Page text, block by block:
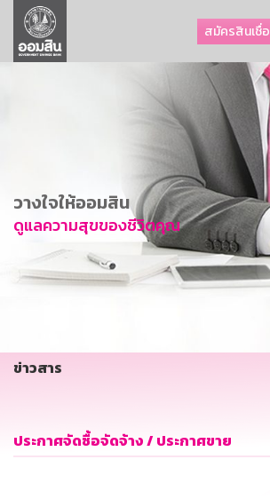
สมัครสินเชื่อ
ลูกค้าธุรกิจ
ลูกค้าผู้ประกอบรายย่อย
การพัฒนาที่ยั่งยืน
ข่าวสาร
บริการทางการเงิน
อื่นๆ
วางใจให้ออมสิน
ดูแลความสุขของชีวิตคุณ
ข่าวสาร
ประกาศจัดซื้อจัดจ้าง / ประกาศขาย